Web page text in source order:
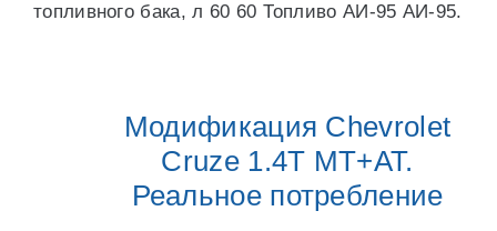
топливного бака, л 60 60 Топливо АИ-95 АИ-95.
Модификация Chevrolet
Cruze 1.4T MT+AT.
Реальное потребление